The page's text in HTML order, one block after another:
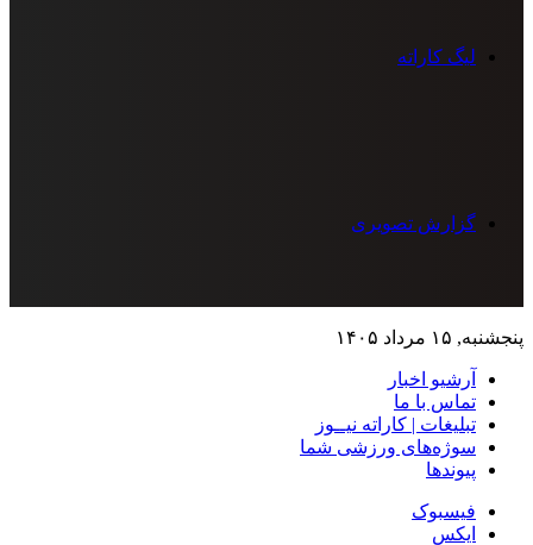
لیگ کاراته
گزارش تصویری
پنجشنبه, ۱۵ مرداد ۱۴۰۵
آرشیو اخبار
تماس‌ با‌ ما
تبلیغات | کاراته نیــوز
سوژه‌های ورزشی شما
پیوندها
فیسبوک
ایکس